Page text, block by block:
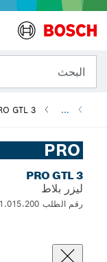
البحث
...
PRO GTL 3
PRO
PRO GTL 3
ليزر بلاط
رقم الطلب 0.601.015.200